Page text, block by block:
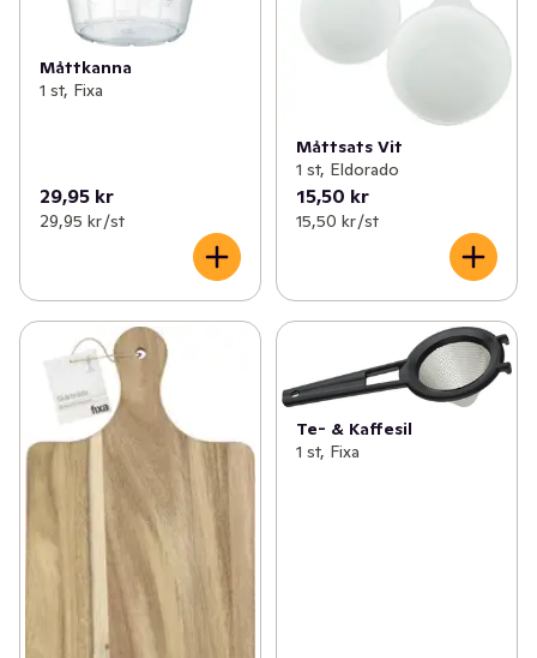
Måttkanna
1 st, Fixa
29,95 kr
29,95 kr /st
Måttsats Vit
1 st, Eldorado
15,50 kr
15,50 kr /st
Te- & Kaffesil
1 st, Fixa